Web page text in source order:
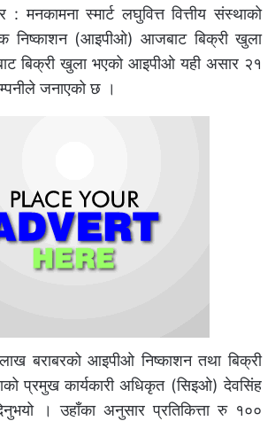
मनकामना स्मार्ट लघुवित्त वित्तीय संस्थाको
निष्काशन (आइपीओ) आजबाट बिक्री खुला
बिक्री खुला भएको आइपीओ यही असार २१
जनाएको छ ।
बराबरको आइपीओ निष्काशन तथा बिक्री
प्रमुख कार्यकारी अधिकृत (सिइओ) देवसिंह
। उहाँका अनुसार प्रतिकित्ता रु १००